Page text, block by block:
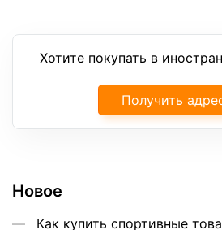
Хотите покупать в
Получить
Новое
Как купить спортивные